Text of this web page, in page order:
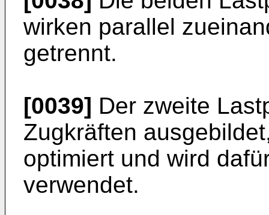
wirken parallel
getrennt.
[0039] Der zweite
Zugkräften
optimiert und wird
verwendet.